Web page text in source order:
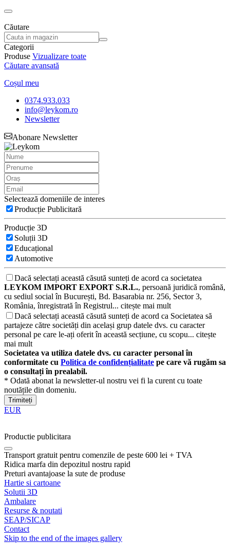
Căutare
Categorii
Produse Vizualizare toate
Căutare avansată
Coșul meu
0374.933.033
info@leykom.ro
Newsletter
Abonare Newsletter
Selectează domeniile de interes
Producție Publicitară
Producție 3D
Soluții 3D
Educațional
Automotive
Dacă selectați această căsută sunteți de acord ca societatea
LEYKOM IMPORT EXPORT S.R.L., persoană juridică română,
cu sediul social în București, Bd. Basarabia nr. 256, Sector 3,
România, înregistrată în Registrul... citește mai mult
Dacă selectați această căsută sunteți de acord ca Societatea să
partajeze către societăți din același grup datele dvs. cu caracter
personal pe care le-ați oferit în această secțiune, cu scopu... citește
mai mult
Societatea va utiliza datele dvs. cu caracter personal în
conformitate cu Politica de confidențialitate pe care vă rugăm sa
o consultați în prealabil.
* Odată abonat la newsletter-ul nostru vei fi la curent cu toate
noutățile din domeniu.
Trimiteți
EUR
Productie publicitara
Transport gratuit pentru comenzile de peste 600 lei + TVA
Ridica marfa din depozitul nostru rapid
Preturi avantajoase la sute de produse
Hartie si cartoane
Solutii 3D
Ambalare
Resurse & noutati
SEAP/SICAP
Contact
Skip to the end of the images gallery